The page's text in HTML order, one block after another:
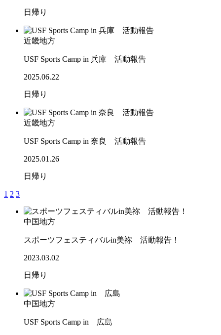
日帰り
近畿地方
USF Sports Camp in 兵庫 活動報告
2025.06.22
日帰り
近畿地方
USF Sports Camp in 奈良 活動報告
2025.01.26
日帰り
1 2 3
中国地方
スポーツフェスティバルin美祢 活動報告！
2023.03.02
日帰り
中国地方
USF Sports Camp in 広島